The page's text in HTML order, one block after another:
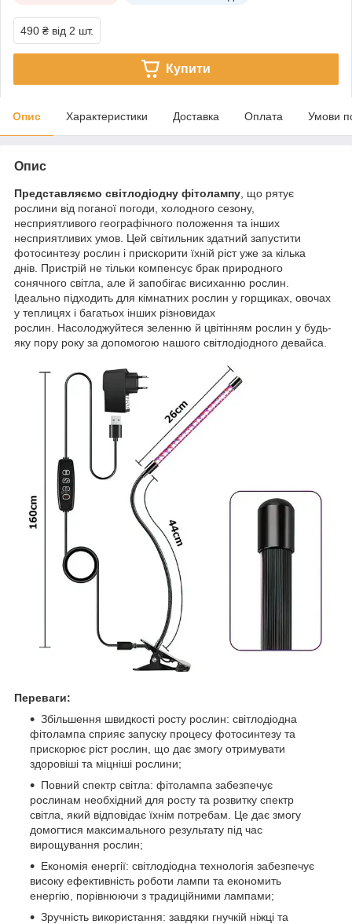
490 ₴ від 2 шт.
Купити
Опис Характеристики Доставка Оплата Умови
Опис
Представляємо світлодіодну фітолампу , що рятує
рослини від поганої погоди, холодного сезону,
несприятливого географічного положення та інших
несприятливих умов. Цей світильник здатний запустити
фотосинтезу рослин і прискорити їхній ріст уже за кілька
днів. Пристрій не тільки компенсує брак природного
сонячного світла, але й запобігає висиханню рослин.
Ідеально підходить для кімнатних рослин у горщиках, овочах
у теплицях і багатьох інших різновидах
рослин. Насолоджуйтеся зеленню й цвітінням рослин у будь-
яку пору року за допомогою нашого світлодіодного девайса.
Переваги:
Збільшення швидкості росту рослин: світлодіодна
фітолампа сприяє запуску процесу фотосинтезу та
прискорює ріст рослин, що дає змогу отримувати
здоровіші та міцніші рослини;
Повний спектр світла: фітолампа забезпечує
рослинам необхідний для росту та розвитку спектр
світла, який відповідає їхнім потребам. Це дає змогу
домогтися максимального результату під час
вирощування рослин;
Економія енергії: світлодіодна технологія забезпечує
високу ефективність роботи лампи та економить
енергію, порівнюючи з традиційними лампами;
Зручність використання: завдяки гнучкій ніжці та